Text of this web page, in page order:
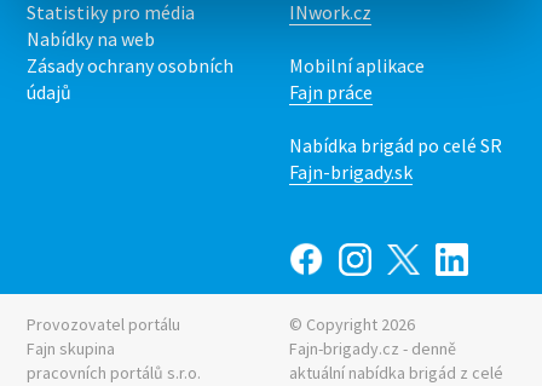
Statistiky pro média
Nabídky na web
Zásady ochrany osobních
údajů
INwork.cz
Mobilní aplikace
Fajn práce
Nabídka brigád po celé SR
Fajn-brigady.sk
Provozovatel portálu
Fajn skupina
pracovních portálů s.r.o.
© Copyright 2026
Fajn-brigady.cz - denně
aktuální nabídka brigád z celé